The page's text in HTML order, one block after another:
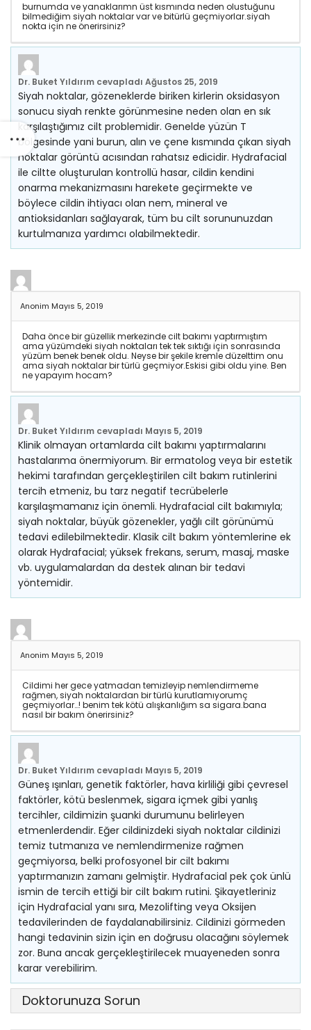
burnumda ve yanaklarımn üst kısmında neden olustuğunu
bilmediğim siyah noktalar var ve bitürlü geçmiyorlar.siyah
nokta için ne önerirsiniz?
Dr. Buket Yıldırım cevapladı Ağustos 25, 2019
Siyah noktalar, gözeneklerde biriken kirlerin oksidasyon
sonucu siyah renkte görünmesine neden olan en sık
karşılaştığımız cilt problemidir. Genelde yüzün T
bölgesinde yani burun, alın ve çene kısmında çıkan siyah
noktalar görüntü acısından rahatsız edicidir. Hydrafacial
ile ciltte oluşturulan kontrollü hasar, cildin kendini
onarma mekanizmasını harekete geçirmekte ve
böylece cildin ihtiyacı olan nem, mineral ve
antioksidanları sağlayarak, tüm bu cilt sorununuzdan
kurtulmanıza yardımcı olabilmektedir.
Anonim Mayıs 5, 2019
Daha önce bir güzellik merkezinde cilt bakımı yaptırmıştım
ama yüzümdeki siyah noktaları tek tek sıktığı için sonrasında
yüzüm benek benek oldu. Neyse bir şekile kremle düzelttim onu
ama siyah noktalar bir türlü geçmiyor.Eskisi gibi oldu yine. Ben
ne yapayım hocam?
Dr. Buket Yıldırım cevapladı Mayıs 5, 2019
Klinik olmayan ortamlarda cilt bakımı yaptırmalarını
hastalarıma önermiyorum. Bir ermatolog veya bir estetik
hekimi tarafından gerçekleştirilen cilt bakım rutinlerini
tercih etmeniz, bu tarz negatif tecrübelerle
karşılaşmamanız için önemli. Hydrafacial cilt bakımıyla;
siyah noktalar, büyük gözenekler, yağlı cilt görünümü
tedavi edilebilmektedir. Klasik cilt bakım yöntemlerine ek
olarak Hydrafacial; yüksek frekans, serum, masaj, maske
vb. uygulamalardan da destek alınan bir tedavi
yöntemidir.
Anonim Mayıs 5, 2019
Cildimi her gece yatmadan temizleyip nemlendirmeme
rağmen, siyah noktalardan bir türlü kurutlamıyorumç
geçmiyorlar…! benim tek kötü alışkanlığım sa sigara.bana
nasıl bir bakım önerirsiniz?
Dr. Buket Yıldırım cevapladı Mayıs 5, 2019
Güneş ışınları, genetik faktörler, hava kirliliği gibi çevresel
faktörler, kötü beslenmek, sigara içmek gibi yanlış
tercihler, cildimizin şuanki durumunu belirleyen
etmenlerdendir. Eğer cildinizdeki siyah noktalar cildinizi
temiz tutmanıza ve nemlendirmenize rağmen
geçmiyorsa, belki profosyonel bir cilt bakımı
yaptırmanızın zamanı gelmiştir. Hydrafacial pek çok ünlü
ismin de tercih ettiği bir cilt bakım rutini. Şikayetleriniz
için Hydrafacial yanı sıra, Mezolifting veya Oksijen
tedavilerinden de faydalanabilirsiniz. Cildinizi görmeden
hangi tedavinin sizin için en doğrusu olacağını söylemek
zor. Buna ancak gerçekleştirilecek muayeneden sonra
karar verebilirim.
Doktorunuza Sorun